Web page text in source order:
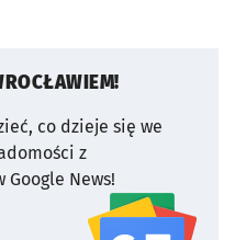
co dzieje się we
z
Google News!